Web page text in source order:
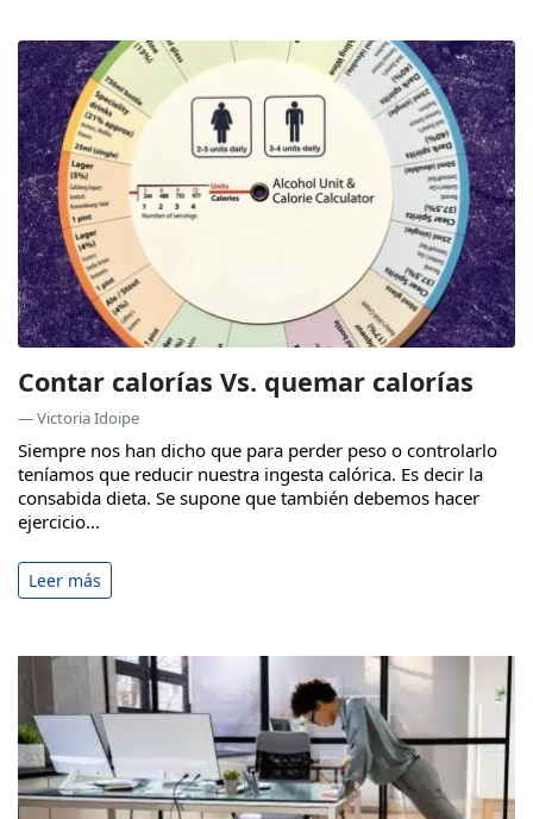
Contar calorías Vs. quemar calorías
— Victoria Idoipe
Siempre nos han dicho que para perder peso o controlarlo
teníamos que reducir nuestra ingesta calórica. Es decir la
consabida dieta. Se supone que también debemos hacer
ejercicio...
Leer más